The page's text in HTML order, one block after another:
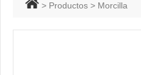
> Productos > Morcilla